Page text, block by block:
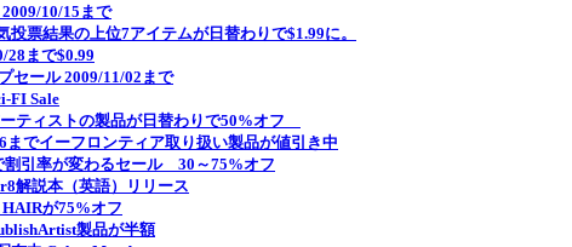
10/15まで
票結果の上位7アイテムが日替わりで$1.99に。
28まで$0.99
セール 2009/11/02まで
FI Sale
ティストの製品が日替わりで50%オフ
でイーフロンティア取り扱い製品が値引き中
引率が変わるセール 30～75%オフ
解説本（英語）リリース
が75%オフ
製品が半額